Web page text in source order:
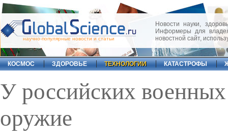
научно-популярные новости и статьи
Новости науки,
Информеры для
новостной сайт,
КОСМОС ЗДОРОВЬЕ ТЕХНОЛОГИИ КАТАСТРОФЫ
У российских
оружие